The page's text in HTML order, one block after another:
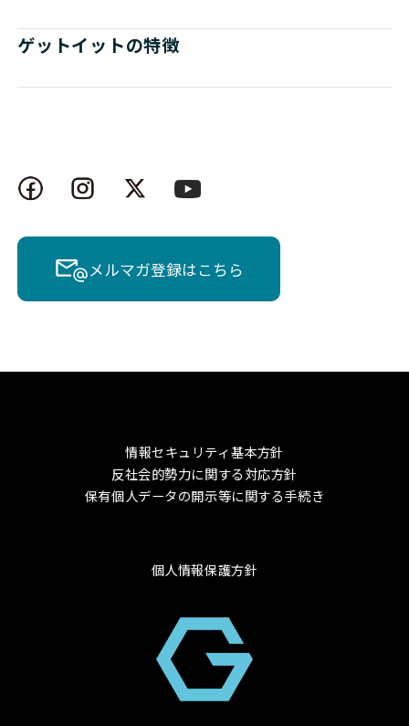
ゲットイットの特徴
メルマガ登録はこちら
情報セキュリティ基本方針
反社会的勢力に関する対応方針
保有個人データの開示等に関する手続き
個人情報保護方針